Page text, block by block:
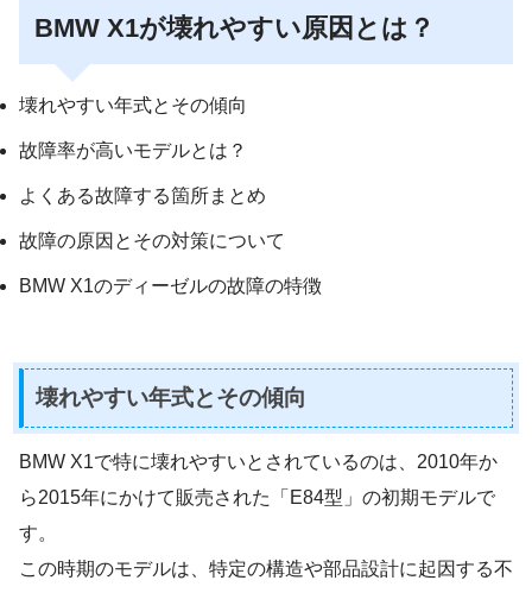
BMW X1が壊れやすい原因とは？
壊れやすい年式とその傾向
故障率が高いモデルとは？
よくある故障する箇所まとめ
故障の原因とその対策について
BMW X1のディーゼルの故障の特徴
壊れやすい年式とその傾向
BMW X1で特に壊れやすいとされているのは、2010年か
ら2015年にかけて販売された「E84型」の初期モデルで
す。
この時期のモデルは、特定の構造や部品設計に起因する不